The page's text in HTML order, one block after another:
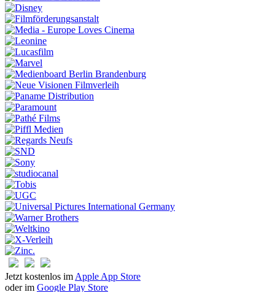
Jetzt kostenlos im Apple App Store
oder im Google Play Store